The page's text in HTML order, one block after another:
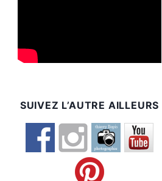
SUIVEZ L’AUTRE AILLEURS